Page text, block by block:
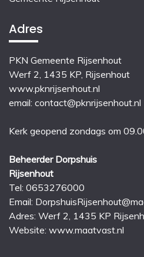
Adres
PKN Gemeente Rijsenhout
Werf 2, 1435 KP, Rijsenhout
www.pknrijsenhout.nl
email: contact@pknrijsenhout.nl
Kerk geopend zondags om
Beheerder Dorpshuis
Rijsenhout
Tel: 0653276000
Email:
Adres: Werf 2, 1435 KP
Website: www.maatvast.nl